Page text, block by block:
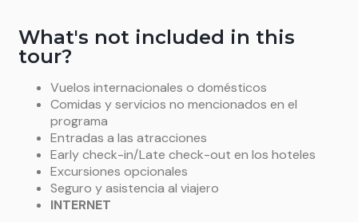
What's not included in this
tour?
Vuelos internacionales o domésticos
Comidas y servicios no mencionados en el
programa
Entradas a las atracciones
Early check-in/Late check-out en los hoteles
Excursiones opcionales
Seguro y asistencia al viajero
INTERNET